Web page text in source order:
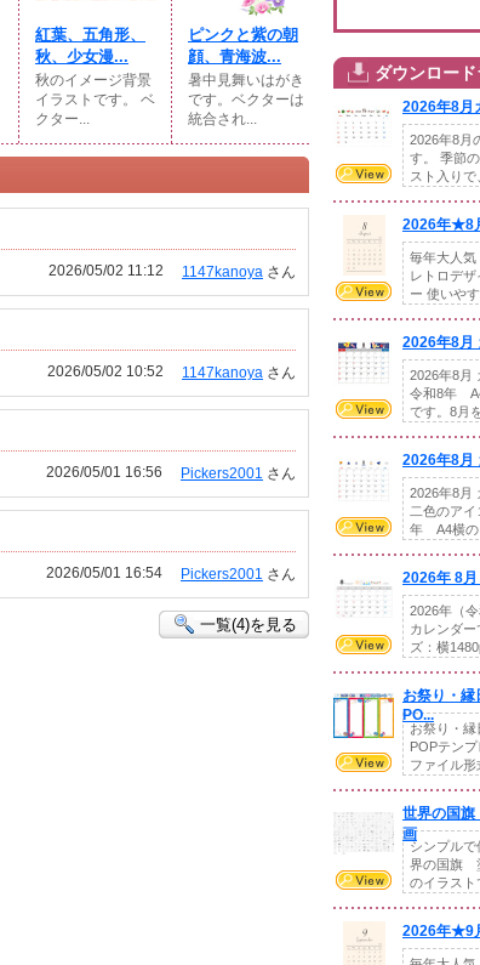
紅葉、五角形、
秋、少女漫...
秋のイメージ背景
イラストです。 ベ
クター...
ピンクと紫の朝
顔、青海波...
暑中見舞いはがき
です。ベクターは
統合され...
1147kanoya さん
2026/05/02 11:12
1147kanoya さん
2026/05/02 10:52
Pickers2001 さん
2026/05/01 16:56
Pickers2001 さん
2026/05/01 16:54
一覧(4)を見る
ダウンロー
2026年8月
2026年8月
す。 季節
スト入りで
2026年★8
毎年大人気
レトロデ
ー 使いや
2026年8月
2026年8月
令和8年
です。8月
2026年8月
2026年8月
二色のア
年 A4横の
2026年 8月
2026年（
カレンダー
ズ：横
お祭り・縁
PO...
お祭り・
POPテンプ
ファイル形
世界の国
画
シンプルで
界の国旗
のイラスト
2026年★9